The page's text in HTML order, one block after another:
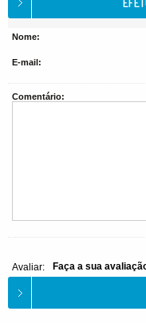
Nome:
E-mail:
Comentário:
Avaliar: Faça a sua